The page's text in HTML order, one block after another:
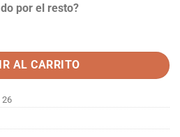
por el resto?
AL CARRITO
26